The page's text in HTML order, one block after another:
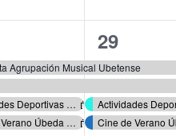
Agrupación Musical Ubetense
Actividades Deportivas Verano 2026
Cine de Verano Úbeda 2026
4
eventos,
29